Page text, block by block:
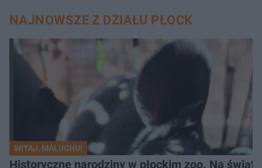
NAJNOWSZE Z DZIAŁU PŁOCK
WITAJ, MALUCHU!
Historyczne narodziny w płockim zoo. Na świat